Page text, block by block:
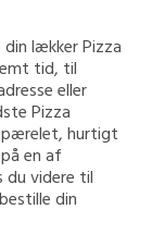
lækker Pizza
tid, til
eller
Pizza
pærelet, hurtigt
en af
du videre til
din